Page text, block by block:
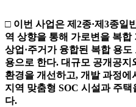
□ 이번 사업은 제 2종·제 3종일
역 상향을 통해 가로변을 복
상업 ·주거가 융합된 복합 용도
용으로 한다. 대규모 공개공지
환경을 개선하고, 개발 과정에
지역 맞춤형 SOC 시설과 주택
다.